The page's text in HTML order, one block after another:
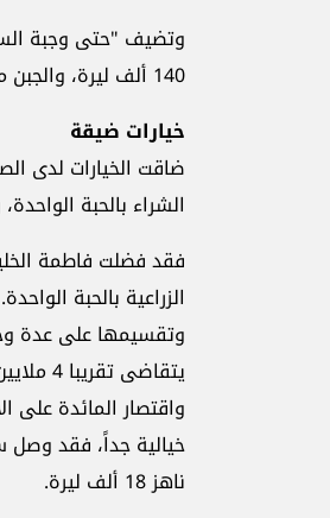
وتضيف "حتى وجبة
140 ألف ليرة، والجبن ما بين 70 و100 ألف ليرة".
خيارات ضيقة
ضاقت الخيارات لدى
الشراء بالحبة
فقد فضلت فاطمة
وتقسيمها على عدة
واقتصار المائدة على
ناهز 18 ألف ليرة.